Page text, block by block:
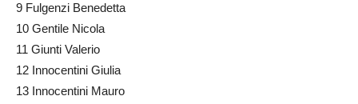
9 Fulgenzi Benedetta
10 Gentile Nicola
11 Giunti Valerio
12 Innocentini Giulia
13 Innocentini Mauro